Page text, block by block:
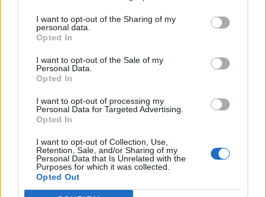
I want to opt-out of the Sharing of my
personal data.
Opted In
I want to opt-out of the Sale of my
Personal Data.
Opted In
I want to opt-out of processing my
Personal Data for Targeted Advertising.
Opted In
I want to opt-out of Collection, Use,
Retention, Sale, and/or Sharing of my
Personal Data that Is Unrelated with the
Purposes for which it was collected.
Opted Out
θα έπρεπε να έχει τηλεόραση είναι το
δωμάτιο επισκεπτών
», προσθέτει η
Bethany Adams της Bethany Adams
Interiors.
Περιοδικά, βιβλία και
εφημερίδες που μαζεύονται
Οι στοίβες από παλιάπεριοδικά